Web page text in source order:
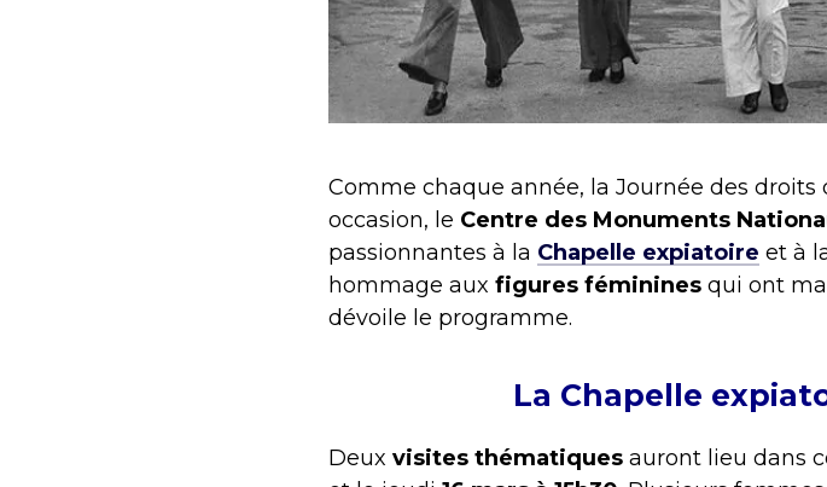
Comme chaque année, la Journée des droits
occasion, le Centre des Monuments
passionnantes à la Chapelle expiatoire et à
hommage aux figures féminines qui ont
dévoile le programme.
La Chapelle
Deux visites thématiques auront lieu dans